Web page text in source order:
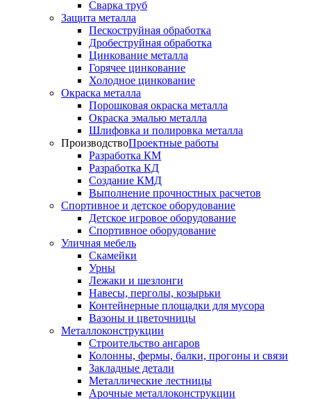
Сварка труб
Защита металла
Пескоструйная обработка
Дробеструйная обработка
Цинкование металла
Горячее цинкование
Холодное цинкование
Окраска металла
Порошковая окраска металла
Окраска эмалью металла
Шлифовка и полировка металла
ПроизводствоПроектные работы
Разработка КМ
Разработка КД
Создание КМД
Выполнение прочностных расчетов
Спортивное и детское оборудование
Детское игровое оборудование
Спортивное оборудование
Уличная мебель
Скамейки
Урны
Лежаки и шезлонги
Навесы, перголы, козырьки
Контейнерные площадки для мусора
Вазоны и цветочницы
Металлоконструкции
Строительство ангаров
Колонны, фермы, балки, прогоны и связи
Закладные детали
Металлические лестницы
Арочные металлоконструкции